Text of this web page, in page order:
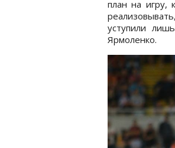
план на игру,
уступили
Ярмоленко.